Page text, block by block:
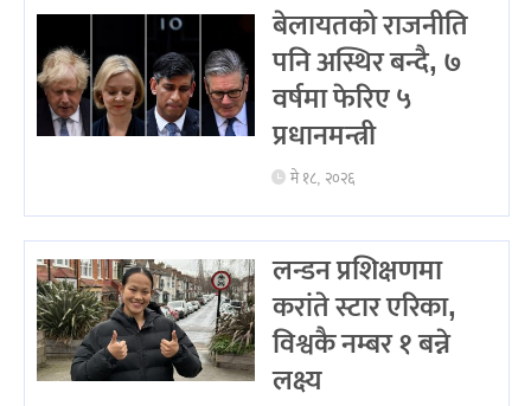
बेलायतको राजनीति
पनि अस्थिर बन्दै, ७
वर्षमा फेरिए ५
प्रधानमन्त्री
मे १८, २०२६
लन्डन प्रशिक्षणमा
करांते स्टार एरिका,
विश्वकै नम्बर १ बन्ने
लक्ष्य